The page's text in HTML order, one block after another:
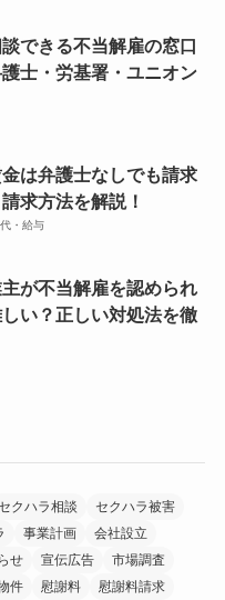
できる不当解雇の窓口
士・労基署・ユニオン
は弁護士なしでも請求
求方法を解説！
・給与
が不当解雇を認められ
い？正しい対処法を徹
セクハラ相談
セクハラ被害
事業計画
会社設立
せ 宣伝広告
市場調査
件 慰謝料
慰謝料請求